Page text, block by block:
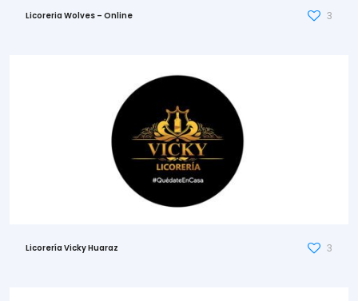
Licoreria Wolves – Online 3
Licorería Vicky Huaraz 3